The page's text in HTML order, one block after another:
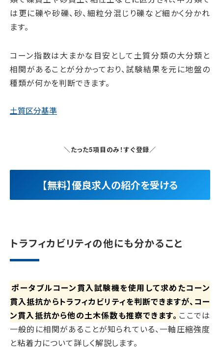
は更に礫や砂礫、砂、細粒分混じり礫など細かく分かれ
ます。
コーン指数は大まかな目安として土質分類の大分類と
相関があることが分かっており、試験結果を元に地盤の
種類が何かを判断できます。
土質区分基準
＼たった5項目のみ！すぐ登録／
【無料】優良求人の紹介を受ける
トラフィカビリティの他にも分かること
ポータブルコーン貫入試験機を使用して求めたコーン
貫入抵抗からトラフィカビリティを判断できますが、コー
ン貫入抵抗から他の土木係数も推察できます。 ここでは
一般的に相関があることが知られている、一軸圧縮強度
と粘着力について詳しく解説します。